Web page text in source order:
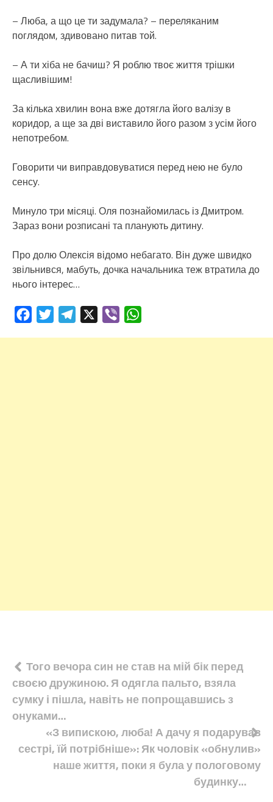
– Люба, а що це ти задумала? – переляканим
поглядом, здивовано питав той.
– А ти хіба не бачиш? Я роблю твоє життя трішки
щасливішим!
За кілька хвилин вона вже дотягла його валізу в
коридор, а ще за дві виставило його разом з усім його
непотребом.
Говорити чи виправдовуватися перед нею не було
сенсу.
Минуло три місяці. Оля познайомилась із Дмитром.
Зараз вони розписані та планують дитину.
Про долю Олексія відомо небагато. Він дуже швидко
звільнився, мабуть, дочка начальника теж втратила до
нього інтерес…
FacebookTwitterTelegram Viber
Навігація
записів
Того вечора син не став на мій бік перед
своєю дружиною. Я одягла пальто, взяла
сумку і пішла, навіть не попрощавшись з
онуками…
«З випискою, люба! А дачу я подарував
сестрі, їй потрібніше»: Як чоловік «обнулив»
наше життя, поки я була у пологовому
будинку…